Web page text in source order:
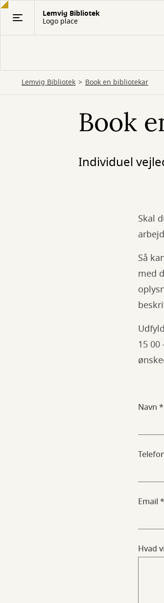
Gå
Lemvig Bibliotek
Logo place
Lemvig Bibliotek Book en bibliotekar
Book
Individuel
Skal
Så
med
15
Navn
Email
Hvad